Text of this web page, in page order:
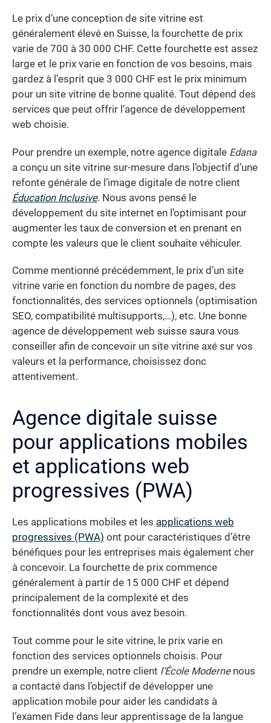
Le prix d’une conception de site vitrine est
généralement élevé en Suisse, la fourchette de prix
varie de 700 à 30 000 CHF. Cette fourchette est assez
large et le prix varie en fonction de vos besoins, mais
gardez à l’esprit que 3 000 CHF est le prix minimum
pour un site vitrine de bonne qualité. Tout dépend des
services que peut offrir l’agence de développement
web choisie.
Pour prendre un exemple, notre agence digitale Edana
a conçu un site vitrine sur-mesure dans l’objectif d’une
refonte générale de l’image digitale de notre client
Éducation Inclusive. Nous avons pensé le
développement du site internet en l’optimisant pour
augmenter les taux de conversion et en prenant en
compte les valeurs que le client souhaite véhiculer.
Comme mentionné précédemment, le prix d’un site
vitrine varie en fonction du nombre de pages, des
fonctionnalités, des services optionnels (optimisation
SEO, compatibilité multisupports,…), etc. Une bonne
agence de développement web suisse saura vous
conseiller afin de concevoir un site vitrine axé sur vos
valeurs et la performance, choisissez donc
attentivement.
Agence digitale suisse
pour applications mobiles
et applications web
progressives (PWA)
Les applications mobiles et les applications web
progressives (PWA) ont pour caractéristiques d’être
bénéfiques pour les entreprises mais également cher
à concevoir. La fourchette de prix commence
généralement à partir de 15 000 CHF et dépend
principalement de la complexité et des
fonctionnalités dont vous avez besoin.
Tout comme pour le site vitrine, le prix varie en
fonction des services optionnels choisis. Pour
prendre un exemple, notre client l’École Modernenous
a contacté dans l’objectif de développer une
application mobile pour aider les candidats à
l’examen Fide dans leur apprentissage de la langue